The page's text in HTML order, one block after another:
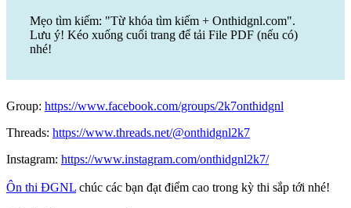
Mẹo tìm kiếm: "Từ khóa tìm kiếm + Onthidgnl.com".
Lưu ý! Kéo xuống cuối trang để tải File PDF (nếu có)
nhé!
Group: https://www.facebook.com/groups/2k7onthidgnl
Threads: https://www.threads.net/@onthidgnl2k7
Instagram: https://www.instagram.com/onthidgnl2k7/
Ôn thi ĐGNL chúc các bạn đạt điểm cao trong kỳ thi sắp tới nhé!